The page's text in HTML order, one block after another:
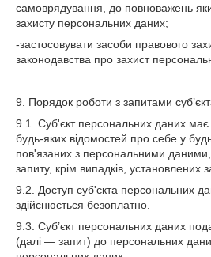
самоврядування, до повноважень
захисту персональних даних;
-застосовувати засоби правового
законодавства про захист
9. Порядок роботи з запитами
9.1. Суб'єкт персональних даних
будь-яких відомостей про себе у
пов'язаних з персональними
запиту, крім випадків, установлених
9.2. Доступ суб'єкта персональних
здійснюється безоплатно.
9.3. Суб’єкт персональних даних
(далі — запит) до персональних